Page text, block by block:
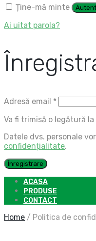
Ține-mă minte
Ai uitat parola?
Adresă email *
Va fi trimisă o legătură
Datele dvs. personale
confidențialitate.
Înregistrare
ACASA
PRODUSE
CONTACT
Home / Politica de